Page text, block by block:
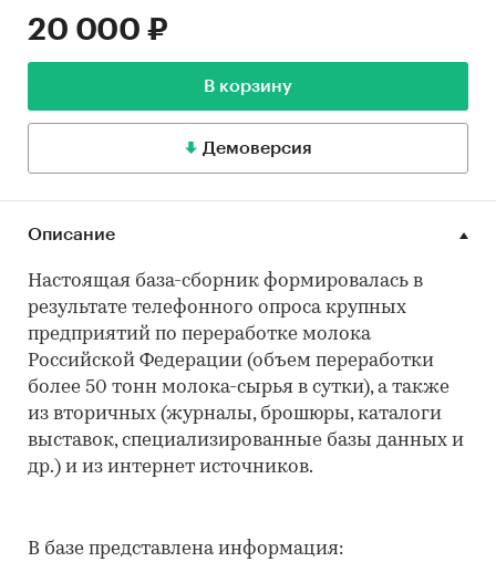
20 000 ₽
В корзину
Демоверсия
Описание
Настоящая база-сборник формировалась в
результате телефонного опроса крупных
предприятий по переработке молока
Российской Федерации (объем переработки
более 50 тонн молока-сырья в сутки), а также
из вторичных (журналы, брошюры, каталоги
выставок, специализированные базы данных и
др.) и из интернет источников.
В базе представлена информация: